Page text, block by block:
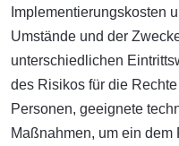
Implementierungskosten
Umstände und der
unterschiedlichen
des Risikos für die
Personen, geeignete
Maßnahmen, um ein